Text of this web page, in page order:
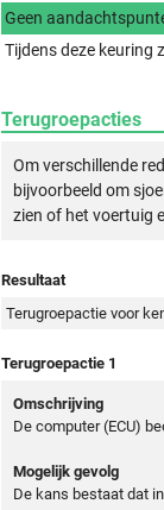
Geen
Tijdens deze keuring
Terugroepacties
Om verschillende
bijvoorbeeld om
zien of het voertuig
Resultaat
Terugroepactie voor
Terugroepactie 1
Omschrijving
De computer (ECU)
Mogelijk gevolg
De kans bestaat dat